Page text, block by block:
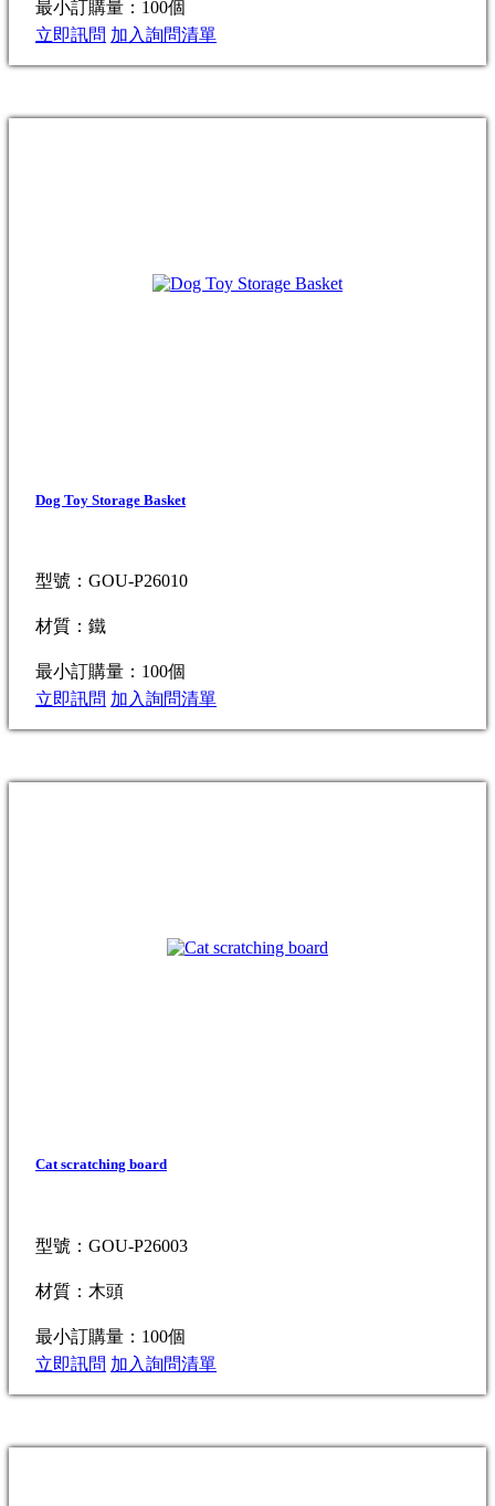
最小訂購量：100個
立即訊問 加入詢問清單
Dog Toy Storage Basket
型號：GOU-P26010
材質：鐵
最小訂購量：100個
立即訊問 加入詢問清單
Cat scratching board
型號：GOU-P26003
材質：木頭
最小訂購量：100個
立即訊問 加入詢問清單